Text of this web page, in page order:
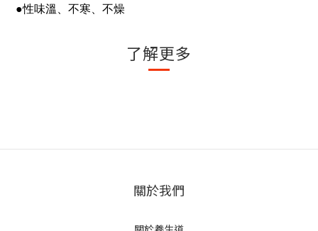
●性味溫、不寒、不燥
了解更多
關於我們